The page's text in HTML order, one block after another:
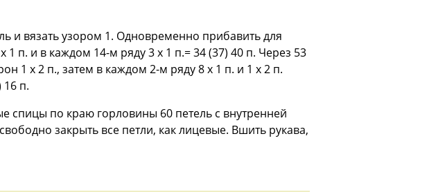
и вязать узором 1. Одновременно прибавить для
п. и в каждом 14-м ряду 3 х 1 п.= 34 (37) 40 п. Через 53
1 х 2 п., затем в каждом 2-м ряду 8 х 1 п. и 1 х 2 п.
16 п.
спицы по краю горловины 60 петель с внутренней
закрыть все петли, как лицевые. Вшить рукава,